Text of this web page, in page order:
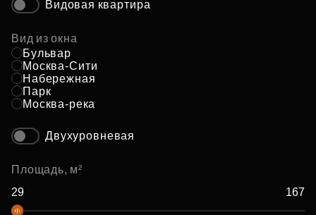
Видовая квартира
Вид из окна
Бульвар
Москва-Сити
Набережная
Парк
Москва-река
Двухуровневая
Площадь, м²